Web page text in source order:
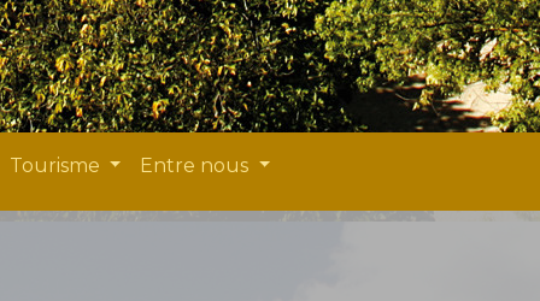
Tourisme Entre nous